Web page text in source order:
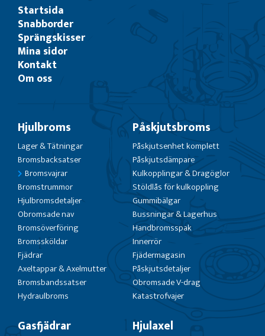
Startsida
Snabborder
Sprängskisser
Mina sidor
Kontakt
Om oss
Hjulbroms
Lager & Tätningar
Bromsbacksatser
Bromsvajrar
Bromstrummor
Hjulbromsdetaljer
Obromsade nav
Bromsöverföring
Bromssköldar
Fjädrar
Axeltappar & Axelmutter
Bromsbandssatser
Hydraulbroms
Påskjutsbroms
Påskjutsenhet komplett
Påskjutsdämpare
Kulkopplingar & Dragöglor
Stöldlås för kulkoppling
Gummibälgar
Bussningar & Lagerhus
Handbromsspak
Innerrör
Fjädermagasin
Påskjutsdetaljer
Obromsade V-drag
Katastrofvajer
Gasfjädrar Hjulaxel